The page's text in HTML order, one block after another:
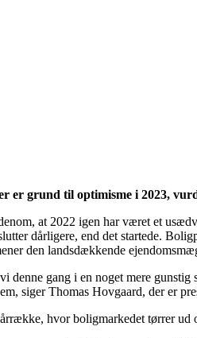
er grund til optimisme i 2023,
at 2022 igen har været et
dårligere, end det startede.
den landsdækkende
gang i en noget mere
siger Thomas Hovgaard, der er
hvor boligmarkedet tørrer ud